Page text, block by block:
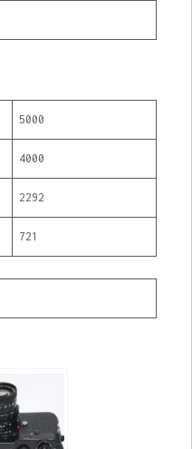
5000
4000
2292
721